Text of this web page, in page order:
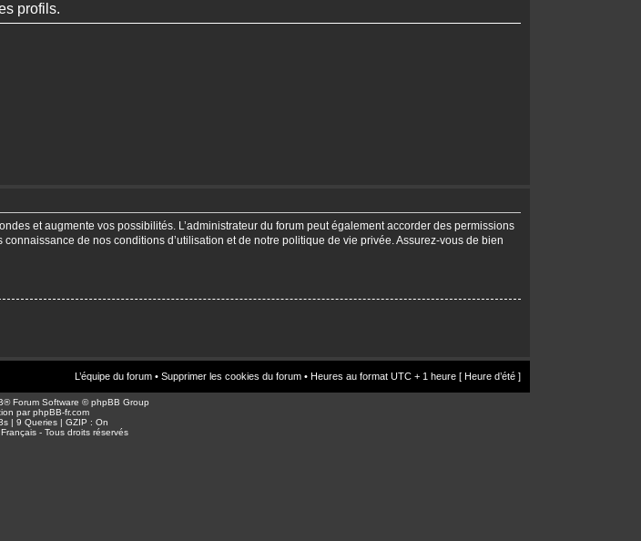
profils.
et augmente vos possibilités. L’administrateur du forum peut également accorder des permissions
de nos conditions d’utilisation et de notre politique de vie privée. Assurez-vous de bien
L’équipe du forum • Supprimer les cookies du forum • Heures au format UTC + 1 heure [ Heure d’été ]
® Forum Software © phpBB Group
parphpBB-fr.com
| 9 Queries | GZIP : On
- Tous droits réservés